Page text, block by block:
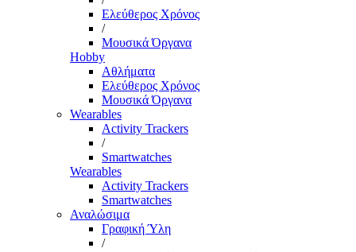
Ελεύθερος Χρόνος
/
Μουσικά Όργανα
Hobby
Αθλήματα
Ελεύθερος Χρόνος
Μουσικά Όργανα
Wearables
Activity Trackers
/
Smartwatches
Wearables
Activity Trackers
Smartwatches
Αναλώσιμα
Γραφική Ύλη
/